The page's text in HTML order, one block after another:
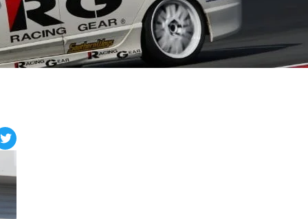
CLUTCH/FLY WHEEL
クラッチ／フライホイール
POWER LED ROOM 車
種専用設計品（生産中止
品）
SR LED非常信号灯
SRボタン電池（キーバッテ
リー）